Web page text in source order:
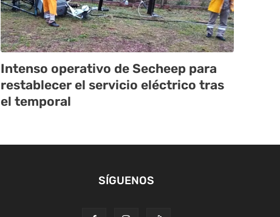
Intenso operativo de Secheep para
restablecer el servicio eléctrico tras
el temporal
SÍGUENOS